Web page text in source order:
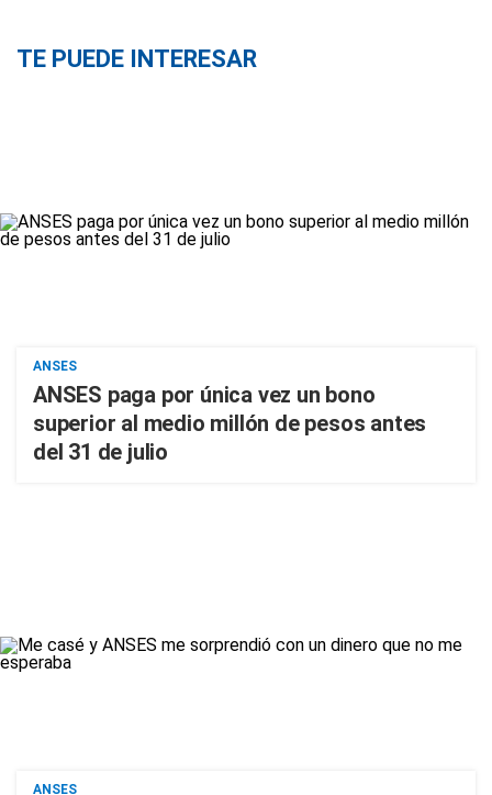
TE PUEDE INTERESAR
ANSES
ANSES paga por única vez un bono
superior al medio millón de pesos antes
del 31 de julio
ANSES